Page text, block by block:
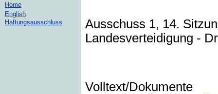
Ausschuss 1, 14.
Landesverteidigung -
Volltext/Dokumente
Home
English
Haftungsausschluss